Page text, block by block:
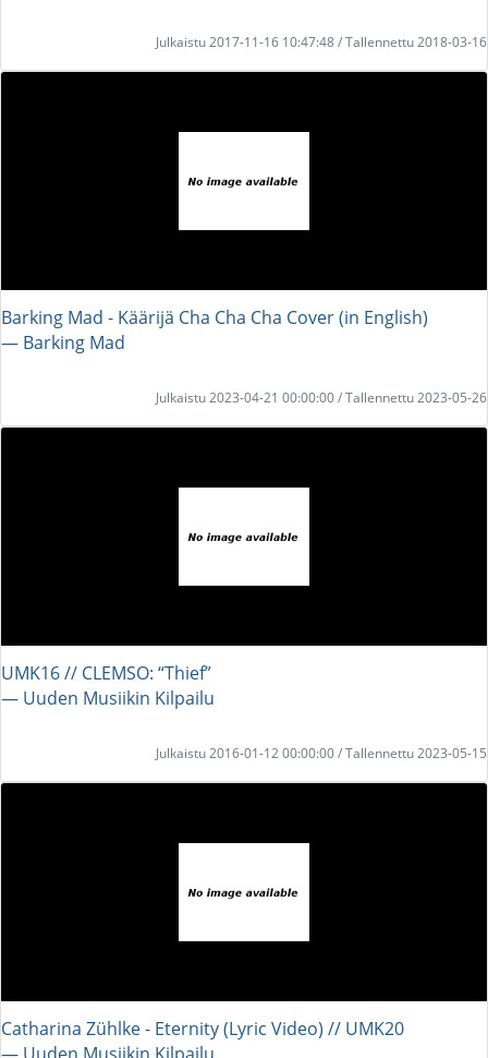
Julkaistu 2017-11-16 10:47:48 / Tallennettu 2018-03-16
Barking Mad - Käärijä Cha Cha Cha Cover (in English)
― Barking Mad
Julkaistu 2023-04-21 00:00:00 / Tallennettu 2023-05-26
UMK16 // CLEMSO: “Thief”
― Uuden Musiikin Kilpailu
Julkaistu 2016-01-12 00:00:00 / Tallennettu 2023-05-15
Catharina Zühlke - Eternity (Lyric Video) // UMK20